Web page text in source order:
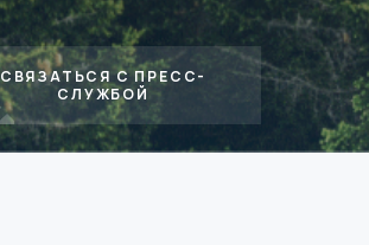
СВЯЗАТЬСЯ С ПРЕСС-
СЛУЖБОЙ